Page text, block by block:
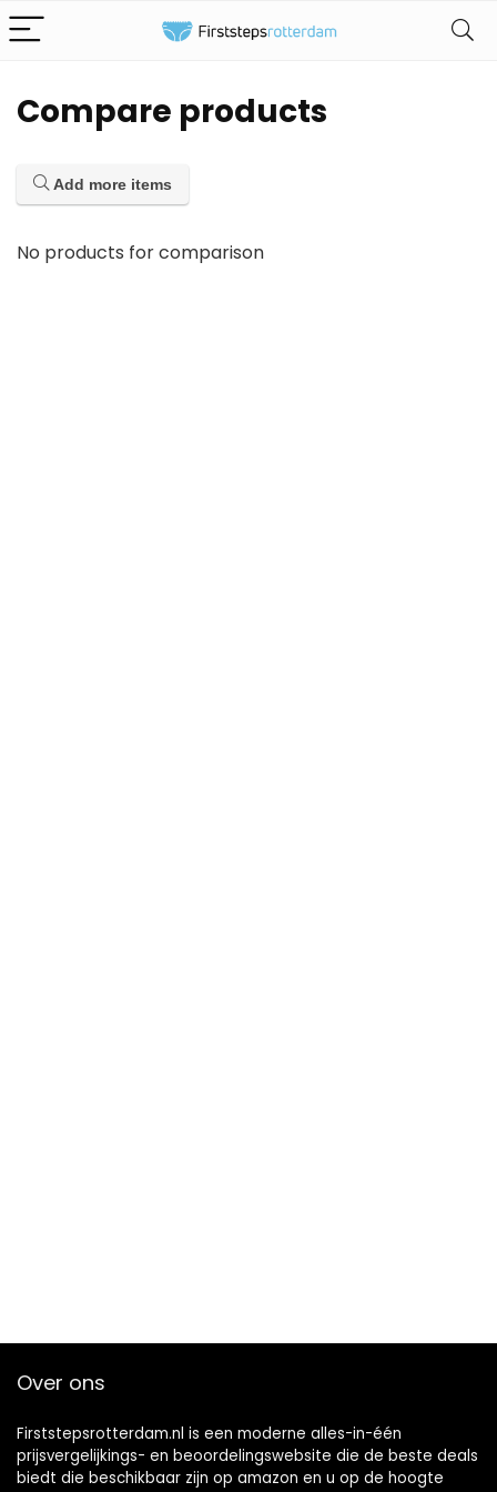
Compare products
Add more items
No products for comparison
Over ons
Firststepsrotterdam.nl is een moderne alles-in-één
prijsvergelijkings- en beoordelingswebsite die de beste deals
biedt die beschikbaar zijn op amazon en u op de hoogte